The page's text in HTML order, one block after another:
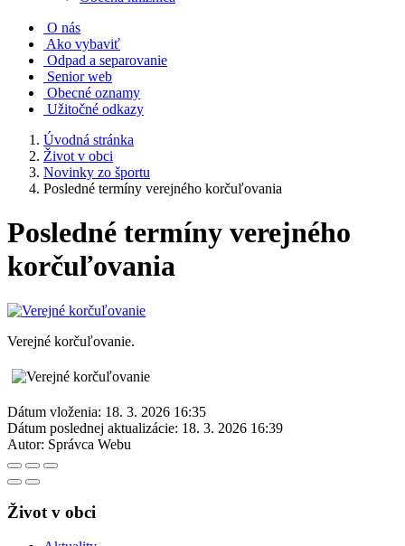
O nás
Ako vybaviť
Odpad a separovanie
Senior web
Obecné oznamy
Užitočné odkazy
Úvodná stránka
Život v obci
Novinky zo športu
Posledné termíny verejného korčuľovania
Posledné termíny verejného
korčuľovania
Verejné korčuľovanie.
Dátum vloženia: 18. 3. 2026 16:35
Dátum poslednej aktualizácie: 18. 3. 2026 16:39
Autor: Správca Webu
Život v obci